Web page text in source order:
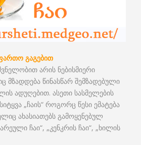
გაგებით
არის ნებისმიერი
მზადდება წინასწარ შემზადებული
ადუღებით. ასეთი სასმელების
„ჩაის“ როგორც წესი ემატება
ახასიათებს გამოყენებულ
ჩაი“, „კენკრის ჩაი“, „ხილის